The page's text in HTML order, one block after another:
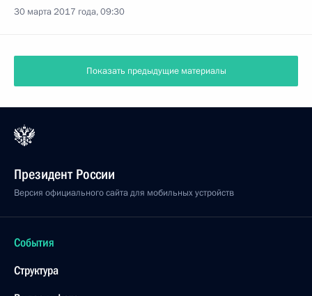
30 марта 2017 года, 09:30
Показать предыдущие материалы
Президент России
Версия официального сайта для мобильных устройств
События
Структура